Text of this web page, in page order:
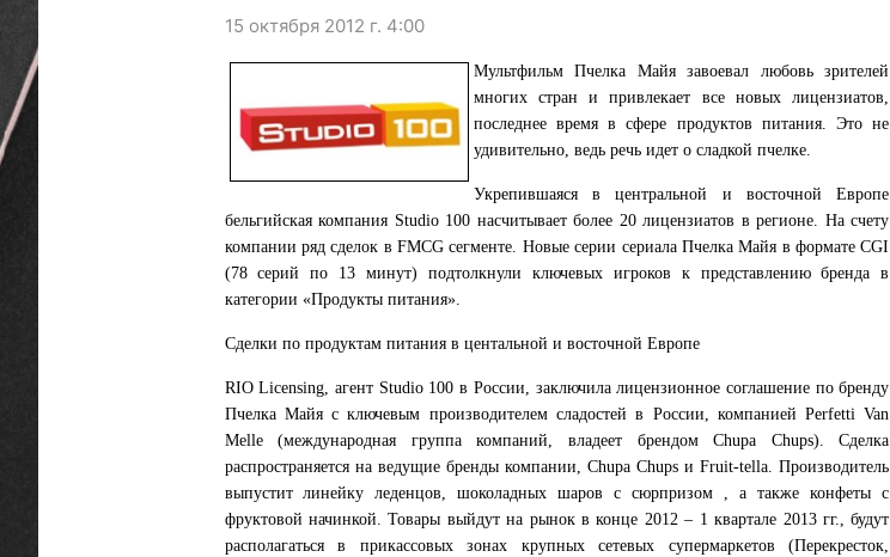
15 октября 2012 г. 4:00
Мультфильм Пчелка Майя завоевал любовь зрителей
многих стран и привлекает все новых лицензиатов,
последнее время в сфере продуктов питания. Это не
удивительно, ведь речь идет о сладкой пчелке.
Укрепившаяся в центральной и восточной Европе
бельгийская компания Studio 100 насчитывает более 20 лицензиатов в регионе. На счету
компании ряд сделок в FMCG сегменте. Новые серии сериала Пчелка Майя в формате CGI
(78 серий по 13 минут) подтолкнули ключевых игроков к представлению бренда в
категории «Продукты питания».
Сделки по продуктам питания в центальной и восточной Европе
RIO Licensing, агент Studio 100 в России, заключила лицензионное соглашение по бренду
Пчелка Майя с ключевым производителем сладостей в России, компанией Perfetti Van
Melle (международная группа компаний, владеет брендом Chupa Chups). Сделка
распространяется на ведущие бренды компании, Chupa Chups и Fruit-tella. Производитель
выпустит линейку леденцов, шоколадных шаров с сюрпризом , а также конфеты с
фруктовой начинкой. Товары выйдут на рынок в конце 2012 – 1 квартале 2013 гг., будут
располагаться в прикассовых зонах крупных сетевых супермаркетов (Перекресток,